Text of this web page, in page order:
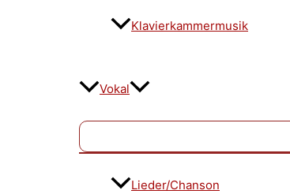
Klavierkammermusik
Vokal
Lieder/Chanson